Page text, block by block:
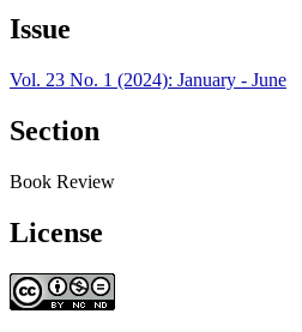
Issue
Vol. 23 No. 1 (2024): January - June
Section
Book Review
License